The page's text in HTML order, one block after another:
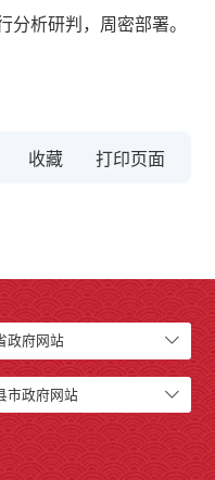
分析研判，周密部署。
收藏
政府网站
市政府网站